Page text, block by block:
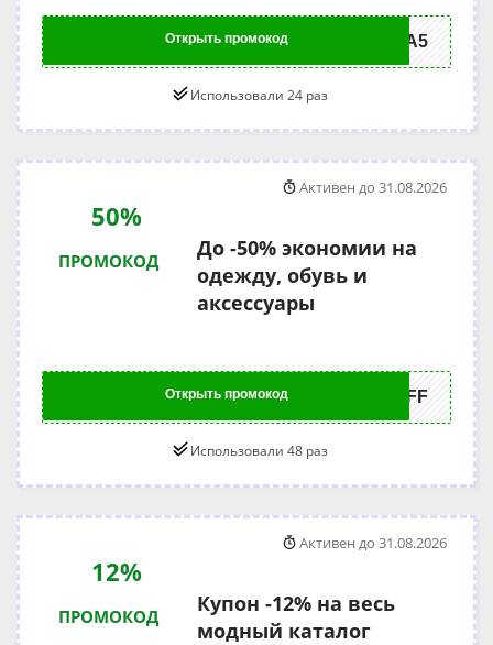
Открыть промокод DKA5
Использовали 24 раз
50%
ПРОМОКОД
До -50% экономии на
одежду, обувь и
аксессуары
Активен до 31.08.2026
Открыть промокод 0OFF
Использовали 48 раз
12%
ПРОМОКОД
Купон -12% на весь
модный каталог
Активен до 31.08.2026